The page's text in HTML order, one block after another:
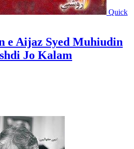
Quick
e Aijaz Syed Muhiudin
Jo Kalam